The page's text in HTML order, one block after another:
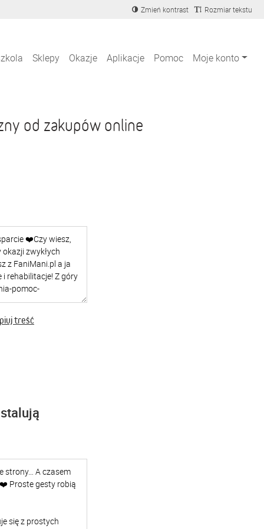
Zmień kontrast Rozmiar tekstu
Sklepy Okazje Aplikacje Pomoc Moje konto
od zakupów online
treść